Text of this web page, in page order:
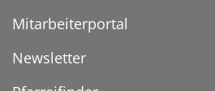
Mitarbeiterportal
Newsletter